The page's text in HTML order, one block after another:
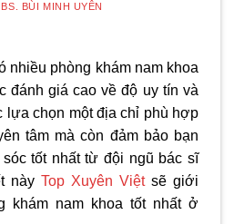
BS. BÙI MINH UYÊN
nhiều phòng khám nam khoa
đánh giá cao về độ uy tín và
lựa chọn một địa chỉ phù hợp
tâm mà còn đảm bảo bạn
tốt nhất từ đội ngũ bác sĩ
này Top Xuyên Việtsẽ giới
khám nam khoa tốt nhất ở